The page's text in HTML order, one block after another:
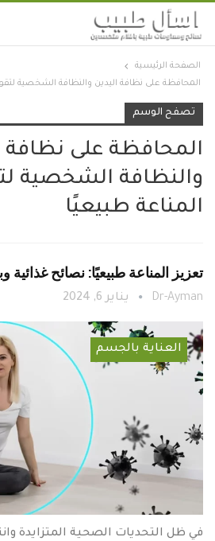
الصفحة الرئيسية
المحافظة على نظافة اليدين والنظافة الشخصية
تصفح الوسم
المحافظة على نظافة
والنظافة الشخصية
المناعة طبيعيًا
تعزيز المناعة طبيعيًا: نصائح غذائية
Dr-Ayman يناير 6, 2024
العناية بالجسم
في ظل التحديات الصحية المتزايدة